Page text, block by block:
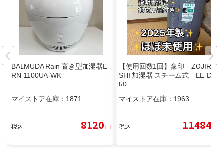
BALMUDA Rain 置き型加湿器E
RN-1100UA-WK
マイストア在庫： 1871
税込 8120円
【使用回数1回】象印 ZOJIRU
SHI 加湿器 スチーム式 EE-DF
50
マイストア在庫： 1963
税込 11484